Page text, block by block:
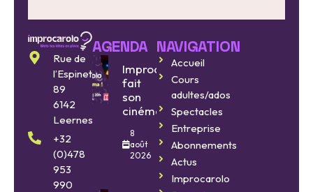
Rue de
l’Espinette
89
6142
Leernes
+32
(0)478
953
990
AGENDA
Improcarolo
fait
son
cinéma
8
août
2026
NAVIGATION
Accueil
Cours
adultes/ados
Spectacles
Entreprise
Abonnements
Actus
Improcarolo